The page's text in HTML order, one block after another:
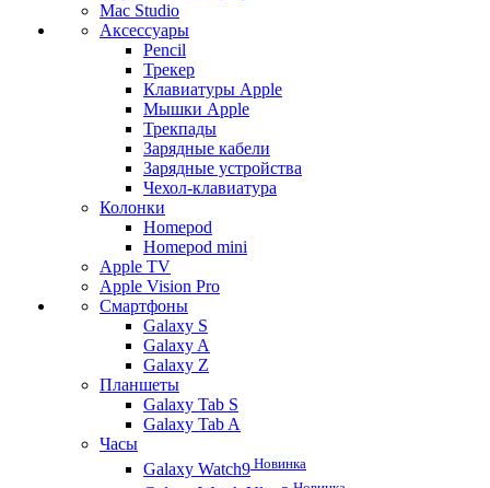
Mac Studio
Аксессуары
Pencil
Трекер
Клавиатуры Apple
Мышки Apple
Трекпады
Зарядные кабели
Зарядные устройства
Чехол-клавиатура
Колонки
Homepod
Homepod mini
Apple TV
Apple Vision Pro
Смартфоны
Galaxy S
Galaxy A
Galaxy Z
Планшеты
Galaxy Tab S
Galaxy Tab A
Часы
Galaxy Watch9 Новинка